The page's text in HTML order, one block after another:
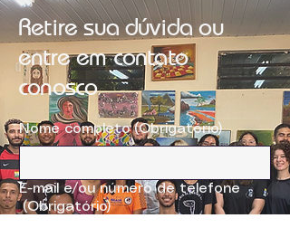
Retire sua dúvida ou
entre em contato
conosco
Nome completo (Obrigatório)
E-mail e/ou número de telefone
(Obrigatório)